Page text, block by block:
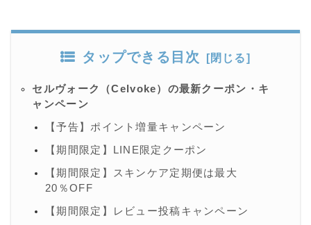
タップできる目次
セルヴォーク（Celvoke）の最新クーポン・キ
ャンペーン
【予告】ポイント増量キャンペーン
【期間限定】LINE限定クーポン
【期間限定】スキンケア定期便は最大
20％OFF
【期間限定】レビュー投稿キャンペーン